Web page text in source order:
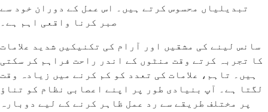
تبدیلیاں محسوس کرتے ہیں۔ اس عمل کے دوران خود سے
صبر کرنا واقعی اہم ہے۔
سانس لینے کی مشقیں اور آرام کی تکنیکیں شدید علامات
کا تجربہ کرتے وقت منٹوں کے اندر راحت فراہم کر سکتی
ہیں۔ تاہم، علامات کی تعدد کو کم کرنے میں زیادہ وقت
لگتا ہے۔ آپ بنیادی طور پر اپنے اعصابی نظام کو تناؤ
پر مختلف طریقے سے رد عمل ظاہر کرنے کے لیے دوبارہ